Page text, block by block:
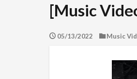
[Music
05/13/2022 Music